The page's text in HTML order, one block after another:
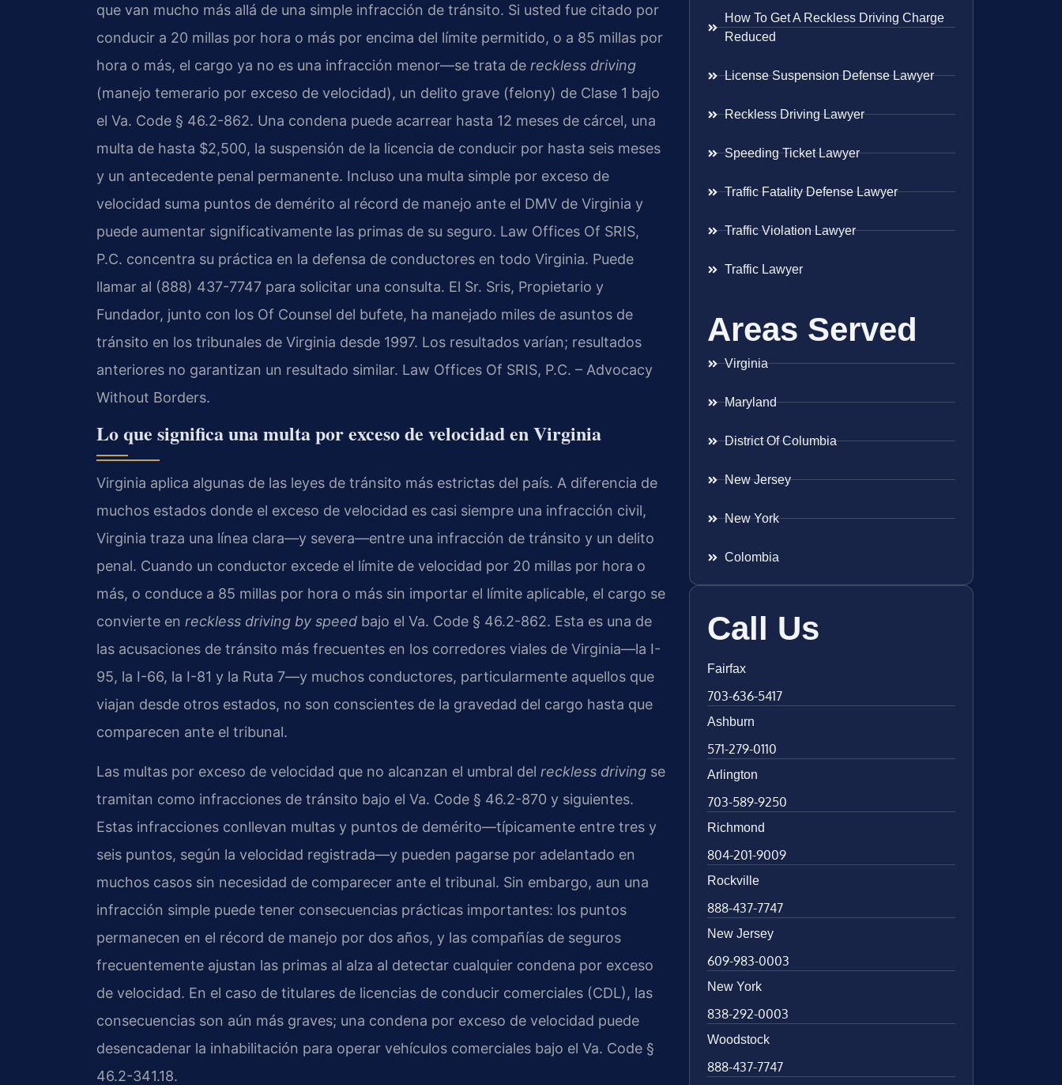
que van mucho más allá de una simple infracción de tránsito. Si usted fue citado por
conducir a 20 millas por hora o más por encima del límite permitido, o a 85 millas por
hora o más, el cargo ya no es una infracción menor—se trata de reckless driving
(manejo temerario por exceso de velocidad), un delito grave (felony) de Clase 1 bajo
el Va. Code § 46.2-862. Una condena puede acarrear hasta 12 meses de cárcel, una
multa de hasta $2,500, la suspensión de la licencia de conducir por hasta seis meses
y un antecedente penal permanente. Incluso una multa simple por exceso de
velocidad suma puntos de demérito al récord de manejo ante el DMV de Virginia y
puede aumentar significativamente las primas de su seguro. Law Offices Of SRIS,
P.C. concentra su práctica en la defensa de conductores en todo Virginia. Puede
llamar al (888) 437-7747 para solicitar una consulta. El Sr. Sris, Propietario y
Fundador, junto con los Of Counsel del bufete, ha manejado miles de asuntos de
tránsito en los tribunales de Virginia desde 1997. Los resultados varían; resultados
anteriores no garantizan un resultado similar. Law Offices Of SRIS, P.C. – Advocacy
Without Borders.
Lo que significa una multa por exceso de velocidad en Virginia
Virginia aplica algunas de las leyes de tránsito más estrictas del país. A diferencia de
muchos estados donde el exceso de velocidad es casi siempre una infracción civil,
Virginia traza una línea clara—y severa—entre una infracción de tránsito y un delito
penal. Cuando un conductor excede el límite de velocidad por 20 millas por hora o
más, o conduce a 85 millas por hora o más sin importar el límite aplicable, el cargo se
convierte en reckless driving by speed bajo el Va. Code § 46.2-862. Esta es una de
las acusaciones de tránsito más frecuentes en los corredores viales de Virginia—la I-
95, la I-66, la I-81 y la Ruta 7—y muchos conductores, particularmente aquellos que
viajan desde otros estados, no son conscientes de la gravedad del cargo hasta que
comparecen ante el tribunal.
Las multas por exceso de velocidad que no alcanzan el umbral del reckless driving se
tramitan como infracciones de tránsito bajo el Va. Code § 46.2-870 y siguientes.
Estas infracciones conllevan multas y puntos de demérito—típicamente entre tres y
seis puntos, según la velocidad registrada—y pueden pagarse por adelantado en
muchos casos sin necesidad de comparecer ante el tribunal. Sin embargo, aun una
infracción simple puede tener consecuencias prácticas importantes: los puntos
permanecen en el récord de manejo por dos años, y las compañías de seguros
frecuentemente ajustan las primas al alza al detectar cualquier condena por exceso
de velocidad. En el caso de titulares de licencias de conducir comerciales (CDL), las
consecuencias son aún más graves; una condena por exceso de velocidad puede
desencadenar la inhabilitación para operar vehículos comerciales bajo el Va. Code §
46.2-341.18.
How To Get A Reckless Driving Charge
Reduced
License Suspension Defense Lawyer
Reckless Driving Lawyer
Speeding Ticket Lawyer
Traffic Fatality Defense Lawyer
Traffic Violation Lawyer
Traffic Lawyer
Areas Served
Virginia
Maryland
District Of Columbia
New Jersey
New York
Colombia
Call Us
Fairfax
703-636-5417
Ashburn
571-279-0110
Arlington
703-589-9250
Richmond
804-201-9009
Rockville
888-437-7747
New Jersey
609-983-0003
New York
838-292-0003
Woodstock
888-437-7747